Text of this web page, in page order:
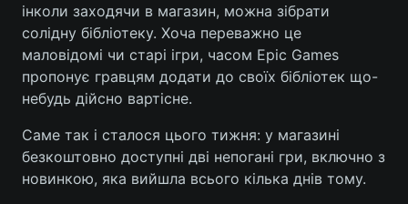
інколи заходячи в магазин, можна зібрати
солідну бібліотеку. Хоча переважно це
маловідомі чи старі ігри, часом Epic Games
пропонує гравцям додати до своїх бібліотек що-
небудь дійсно вартісне.
Саме так і сталося цього тижня: у магазині
безкоштовно доступні дві непогані гри, включно з
новинкою, яка вийшла всього кілька днів тому.